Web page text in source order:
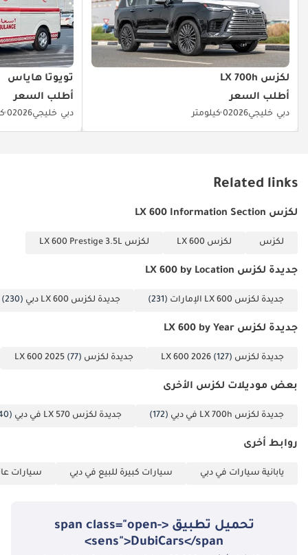
لكزس LX 700h
أطلب السعر
دبي خليجي20260 كيلومتر
تويوتا هاياس
أطلب السعر
دبي خليجي20260 كيلومتر
Related links
لكزس LX 600 Information Section
لكزس لكزس LX 600 لكزس LX 600 Prestige 3.5L
جديدة لكزس LX 600 by Location
جديدة لكزس LX 600 الإمارات (231) جديدة لكزس LX 600 دبي (230)
جديدة لكزس LX 600 by Year
جديدة لكزس LX 600 2026 (127) جديدة لكزس LX 600 2025 (77)
بعض موديلات لكزس الأخرى
جديدة لكزس LX 700h في دبي (172) جديدة لكزس LX 570 في دبي (40)
روابط أخرى
يابانية سيارات في دبي سيارات كبيرة للبيع في دبي سيارات
تحميل تطبيق <span class="open-
sens">DubiCars</span>